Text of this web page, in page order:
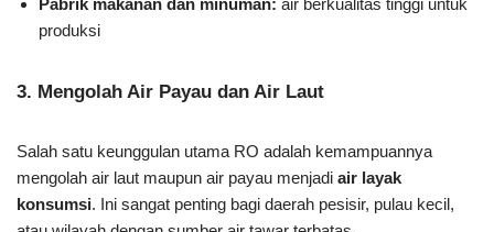
Pabrik makanan dan minuman: air berkualitas tinggi untuk
produksi
3. Mengolah Air Payau dan Air Laut
Salah satu keunggulan utama RO adalah kemampuannya
mengolah air laut maupun air payau menjadi air layak
konsumsi. Ini sangat penting bagi daerah pesisir, pulau kecil,